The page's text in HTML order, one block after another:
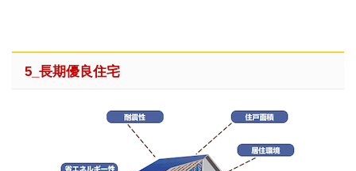
5_長期優良住宅